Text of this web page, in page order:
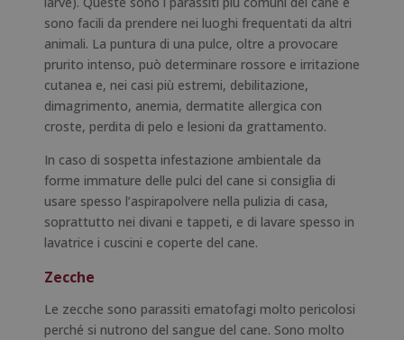
sono facili da prendere nei luoghi frequentati da altri
animali. La puntura di una pulce, oltre a provocare
prurito intenso, può determinare rossore e irritazione
cutanea e, nei casi più estremi, debilitazione,
dimagrimento, anemia, dermatite allergica con
croste, perdita di pelo e lesioni da grattamento.
In caso di sospetta infestazione ambientale da
forme immature delle pulci del cane si consiglia di
usare spesso l’aspirapolvere nella pulizia di casa,
soprattutto nei divani e tappeti, e di lavare spesso in
lavatrice i cuscini e coperte del cane.
Zecche
Le zecche sono parassiti ematofagi molto pericolosi
perché si nutrono del sangue del cane. Sono molto